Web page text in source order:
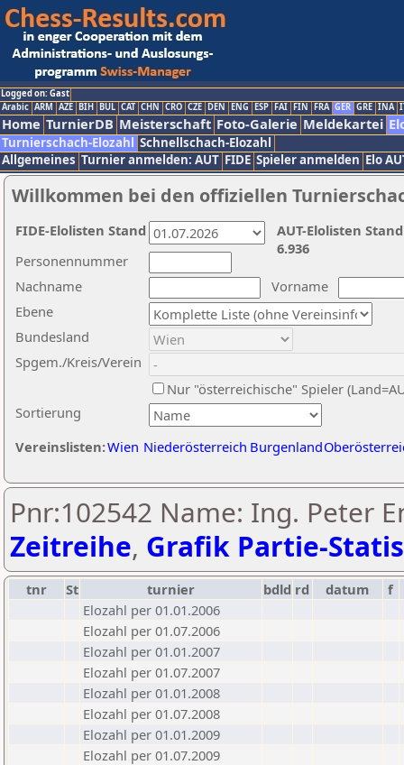
Logged on: Gast
Arabic ARM AZE BIH BUL CAT CHN CRO CZE DEN ENG ESP FAI FIN FRA GER GRE INA
Home TurnierDB Meisterschaft Foto-Galerie Meldekartei
Turnierschach-Elozahl Schnellschach-Elozahl
Allgemeines Turnier anmelden: AUT FIDE Spieler anmelden Elo
Willkommen bei den offiziellen
Nachname
Vorname
Ebene
Sortierung
Personennummer
Bundesland
Spgem./Kreis/Verein
Nur "österreichische" Spieler
Vereinslisten:Wien Niederösterreich Burgenland
AUT-Elolisten
6.936
FIDE-Elolisten Stand
Pnr:102542 Name: Ing. Peter
Zeitreihe, Grafik Partie-
tnr St turnier bdld rd datum
f
Elozahl per 01.01.2006
Elozahl per 01.07.2006
Elozahl per 01.01.2007
Elozahl per 01.07.2007
Elozahl per 01.01.2008
Elozahl per 01.07.2008
Elozahl per 01.01.2009
Elozahl per 01.07.2009